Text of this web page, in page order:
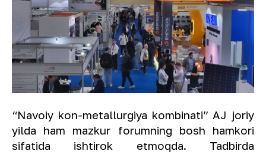
“Navoiy kon-metallurgiya kombinati” AJ joriy
yilda ham mazkur forumning bosh hamkori
sifatida ishtirok etmoqda. Tadbirda